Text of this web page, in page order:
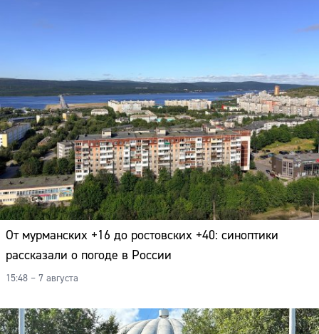
От мурманских +16 до ростовских +40: синоптики
рассказали о погоде в России
15:48 – 7 августа